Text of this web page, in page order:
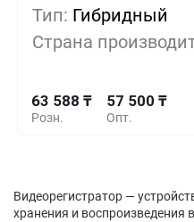
Тип: Гибридный
Страна
Розн.
63 588 ₸
Опт.
57 500 ₸
5+ -3%
10+ -6%
Видеорегистратор —
хранения и